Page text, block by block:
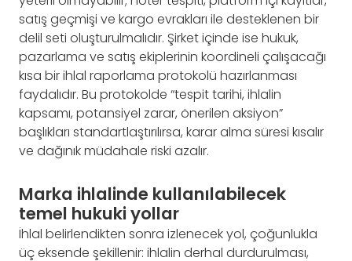
satış geçmişi ve kargo evrakları ile desteklenen bir
delil seti oluşturulmalıdır. Şirket içinde ise hukuk,
pazarlama ve satış ekiplerinin koordineli çalışacağı
kısa bir ihlal raporlama protokolü hazırlanması
faydalıdır. Bu protokolde “tespit tarihi, ihlalin
kapsamı, potansiyel zarar, önerilen aksiyon”
başlıkları standartlaştırılırsa, karar alma süresi kısalır
ve dağınık müdahale riski azalır.
Marka ihlalinde kullanılabilecek
temel hukuki yollar
İhlal belirlendikten sonra izlenecek yol, çoğunlukla
üç eksende şekillenir: ihlalin derhal durdurulması,